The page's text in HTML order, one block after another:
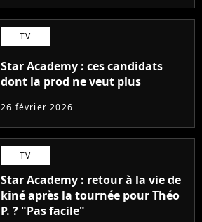
TV
Star Academy : ces candidats
dont la prod ne veut plus
26 février 2026
TV
Star Academy : retour à la vie de
kiné après la tournée pour Théo
P. ? "Pas facile"